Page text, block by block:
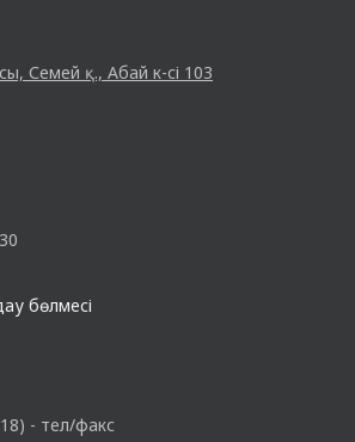
Семей қ., Абай к-сі 103
бөлмесі
- тел/факс